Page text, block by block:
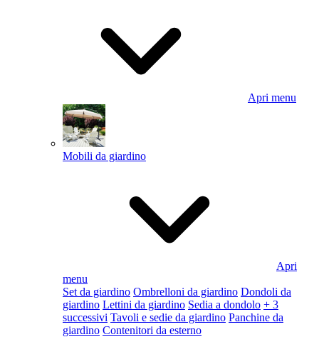
Apri menu
Mobili da giardino
Apri
menu
Set da giardino Ombrelloni da giardino Dondoli da
giardino Lettini da giardino Sedia a dondolo + 3
successivi Tavoli e sedie da giardino Panchine da
giardino Contenitori da esterno